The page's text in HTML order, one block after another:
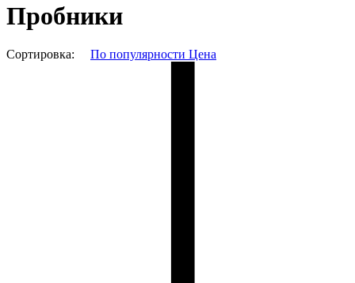
Пробники
Сортировка: По популярности Цена